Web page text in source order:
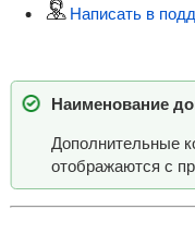
Написать в
Наименование
Дополнительные
отображаются с